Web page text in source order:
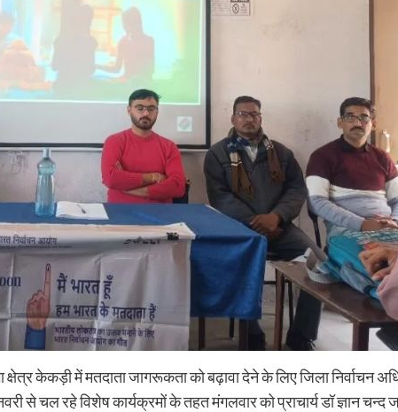
क्षेत्र केकड़ी में मतदाता जागरूकता को बढ़ावा देने के लिए जिला निर्वाचन
से चल रहे विशेष कार्यक्रमों के तहत मंगलवार को प्राचार्य डॉ ज्ञान चन्द